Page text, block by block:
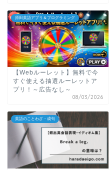
原田英語アプリ＆プログラミング
【Webルーレット】無料で今
すぐ使える抽選ルーレットア
プリ！～広告なし～
08/03/2026
英語のことわざ・成句